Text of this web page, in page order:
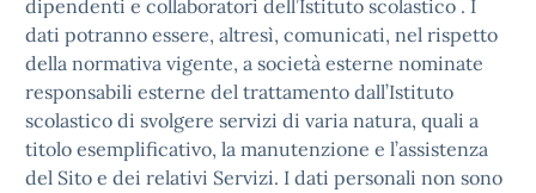
dipendenti e collaboratori dell’Istituto scolastico . I
dati potranno essere, altresì, comunicati, nel rispetto
della normativa vigente, a società esterne nominate
responsabili esterne del trattamento dall’Istituto
scolastico di svolgere servizi di varia natura, quali a
titolo esemplificativo, la manutenzione e l’assistenza
del Sito e dei relativi Servizi. I dati personali non sono